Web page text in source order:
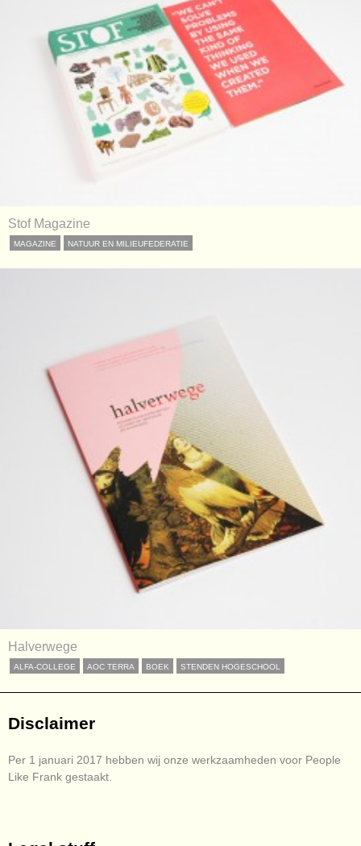
Stof Magazine
MAGAZINE NATUUR EN MILIEUFEDERATIE
Halverwege
ALFA-COLLEGE AOC TERRA BOEK STENDEN HOGESCHOOL
Disclaimer
Per 1 januari 2017 hebben wij onze werkzaamheden voor People
Like Frank gestaakt.